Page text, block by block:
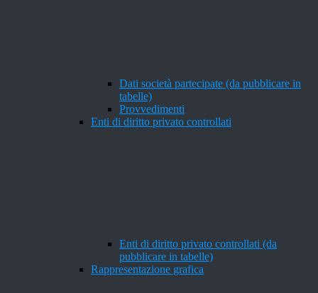
Dati società partecipate (da pubblicare in
tabelle)
Provvedimenti
Enti di diritto privato controllati
Enti di diritto privato controllati (da
pubblicare in tabelle)
Rappresentazione grafica